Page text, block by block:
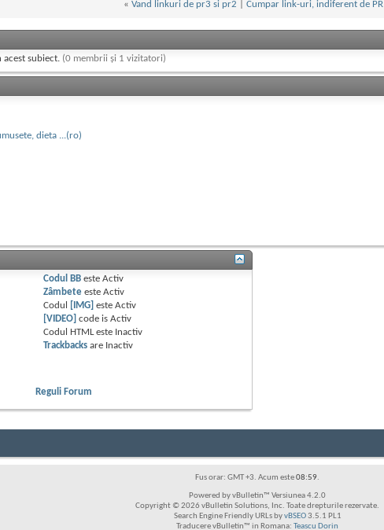
« Vand linkuri de pr3 si pr2 Cumpar link-uri, indiferent de PR
acest subiect. (0 membrii și 1 vizitatori)
dieta ...(ro)
Codul BB esteActiv
Zâmbete esteActiv
Codul
[IMG] esteActiv
[VIDEO] code isActiv
Codul HTML este Inactiv
Trackbacks are Inactiv
Reguli Forum
Fus orar: GMT +3. Acum este08:59.
Powered by vBulletin™ Versiunea 4.2.0
Copyright © 2026 vBulletin Solutions, Inc. Toate drepturile rezervate.
Search Engine Friendly URLs byvBSEO3.5.1 PL1
Traducere vBulletin™ in Romana: Teascu Dorin